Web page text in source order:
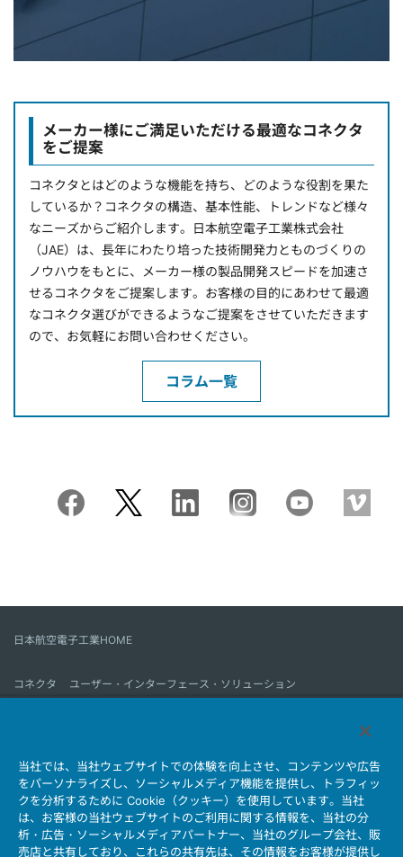
メーカー様にご満足いただける最適なコネクタ
をご提案
コネクタとはどのような機能を持ち、どのような役割を果た
しているか？コネクタの構造、基本性能、トレンドなど様々
なニーズからご紹介します。日本航空電子工業株式会社
（JAE）は、長年にわたり培った技術開発力とものづくりの
ノウハウをもとに、メーカー様の製品開発スピードを加速さ
せるコネクタをご提案します。お客様の目的にあわせて最適
なコネクタ選びができるようなご提案をさせていただきます
ので、お気軽にお問い合わせください。
コラム一覧
日本航空電子工業HOME
コネクタ
ユーザー・インターフェース・ソリューション
会社情報 サステナビリティ IR情報 採用情報
会社情報新着一覧
製品情報新着一覧
サイトマップ お問い合わせ
当社では、当社ウェブサイトでの体験を向上させ、コンテンツや広告
をパーソナライズし、ソーシャルメディア機能を提供し、トラフィッ
クを分析するために Cookie（クッキー）を使用しています。当社
は、お客様の当社ウェブサイトのご利用に関する情報を、当社の分
析・広告・ソーシャルメディアパートナー、当社のグループ会社、販
売店と共有しており、これらの共有先は、その情報をお客様が提供し